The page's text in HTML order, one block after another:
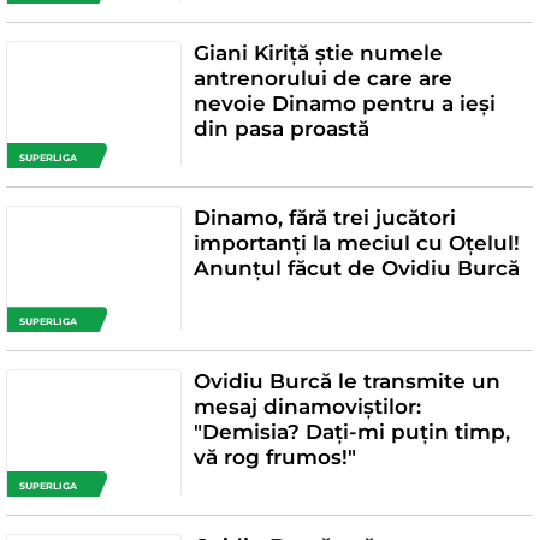
SUPERLIGA
Giani Kiriță știe numele
antrenorului de care are
nevoie Dinamo pentru a ieși
din pasa proastă
SUPERLIGA
Dinamo, fără trei jucători
importanți la meciul cu Oțelul!
Anunțul făcut de Ovidiu Burcă
SUPERLIGA
Ovidiu Burcă le transmite un
mesaj dinamoviștilor:
"Demisia? Dați-mi puțin timp,
vă rog frumos!"